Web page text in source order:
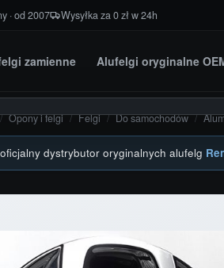
· od 2007 Wysyłka za 0 zł w 24h
zamienne Alufelgi oryginalne
/ Opony i felgi / Felgi / Do samochodów /
dystrybutor oryginalnych alufelg